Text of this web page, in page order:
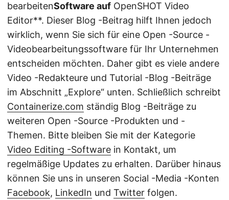
bearbeitenSoftware auf OpenSHOT Video
Editor**. Dieser Blog -Beitrag hilft Ihnen jedoch
wirklich, wenn Sie sich für eine Open -Source -
Videobearbeitungssoftware für Ihr Unternehmen
entscheiden möchten. Daher gibt es viele andere
Video -Redakteure und Tutorial -Blog -Beiträge
im Abschnitt „Explore“ unten. Schließlich schreibt
Containerize.com ständig Blog -Beiträge zu
weiteren Open -Source -Produkten und -
Themen. Bitte bleiben Sie mit der Kategorie
Video Editing -Software in Kontakt, um
regelmäßige Updates zu erhalten. Darüber hinaus
können Sie uns in unseren Social -Media -Konten
Facebook, LinkedIn und Twitter folgen.